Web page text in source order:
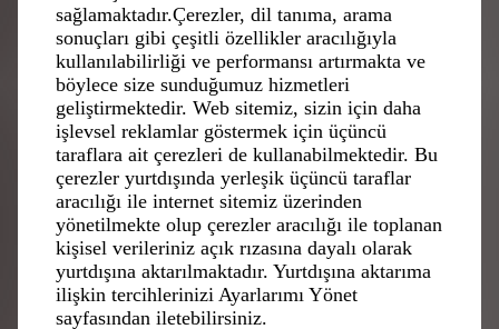
“Formula E pistlerinde yarışmamızın arkasında,
kendimize belirlediğimiz sportif hedeflerin yanı sıra
markamızı yol otomobillerinin geliştirilmesi ve
iyileştirilmesi konusunda desteklemek yer alıyor. 10
yıllık motor sporları deneyimimiz sayesinde DS N°8,
elektrikli teknolojiler alanında elde ettiğimiz birçok
önemli dersten faydalanıyor. DS bayrağını dünyanın
dört bir yanındaki yarış podyumlarında
dalgalandırmaktan mutluluk duymanın yanı sıra
elektrikli ulaşımda devrim yaratan araçların
tasarlanmasında oynadığımız rolden de aynı derecede
gurur duyuyoruz” dedi.
sağlamaktadır.Çerezler, dil tanıma, arama
sonuçları gibi çeşitli özellikler aracılığıyla
kullanılabilirliği ve performansı artırmakta ve
böylece size sunduğumuz hizmetleri
geliştirmektedir. Web sitemiz, sizin için daha
işlevsel reklamlar göstermek için üçüncü
taraflara ait çerezleri de kullanabilmektedir. Bu
çerezler yurtdışında yerleşik üçüncü taraflar
aracılığı ile internet sitemiz üzerinden
yönetilmekte olup çerezler aracılığı ile toplanan
kişisel verileriniz açık rızasına dayalı olarak
yurtdışına aktarılmaktadır. Yurtdışına aktarıma
ilişkin tercihlerinizi Ayarlarımı Yönet
sayfasından iletebilirsiniz.